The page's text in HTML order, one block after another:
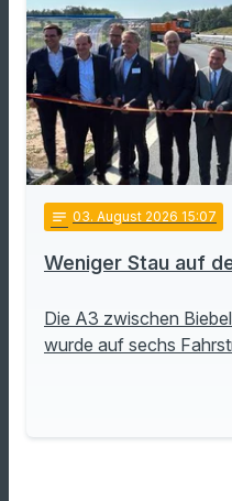
notes 03. August 2026 15:07
Weniger Stau auf
Die A3 zwischen
wurde auf sechs